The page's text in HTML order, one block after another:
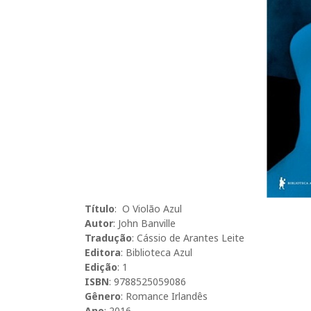
Título: O Violão Azul
Autor: John Banville
Tradução: Cássio de Arantes Leite
Editora: Biblioteca Azul
Edição: 1
ISBN: 9788525059086
Gênero: Romance Irlandês